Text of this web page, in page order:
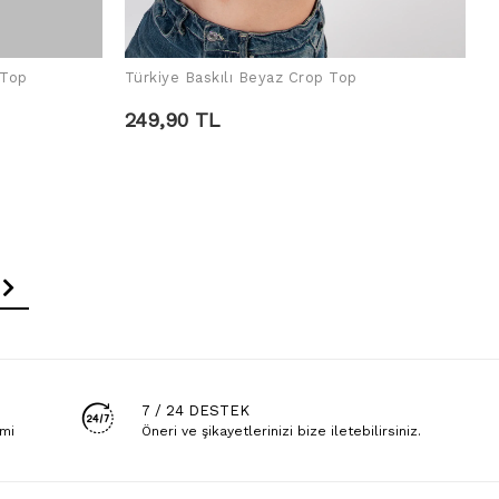
ADD TO CART
Türkiye Baskılı Beyaz Crop Top
249,90 TL
7 / 24 DESTEK
Öneri ve şikayetlerinizi bize iletebilirsiniz.